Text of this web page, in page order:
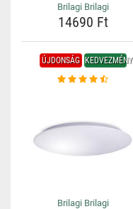
Brilagi Brilagi
14690 Ft
ÚJDONSÁG KEDVEZMÉNY
Brilagi Brilagi